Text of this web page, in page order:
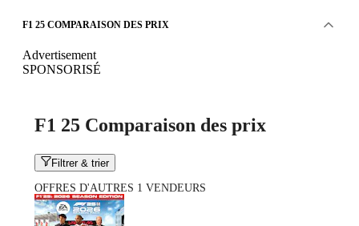
F1 25 COMPARAISON DES PRIX
Advertisement
SPONSORISÉ
F1 25 Comparaison des prix
Filtrer & trier
OFFRES D'AUTRES 1 VENDEURS